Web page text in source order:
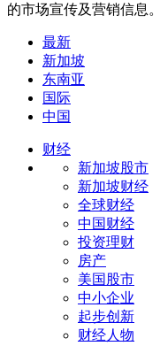
的市场宣传及营销信息。
最新
新加坡
东南亚
国际
中国
财经
新加坡股市
新加坡财经
全球财经
中国财经
投资理财
房产
美国股市
中小企业
起步创新
财经人物